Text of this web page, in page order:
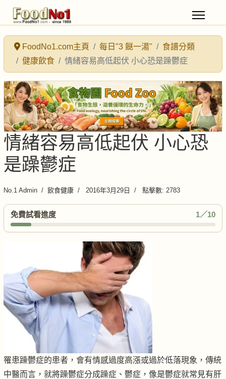
FoodNo1.com主頁 每日"3 餸一湯"
食譜分類
健康飲食
情緒容易高低起伏 小心恐是躁鬱症
情緒容易高低起伏 小心恐
是躁鬱症
No.1 Admin 飲食健康 2016年3月29日 點擊數: 2783
免費試看進度 1／10
罹患躁鬱症的患者，會有情感過度高漲或過於低落現象，傳統
中醫而言，就將躁鬱症分成躁症、鬱症，像是鬱症就常見有肝